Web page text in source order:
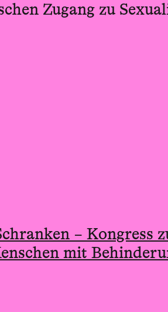
Zugang zu
– Kongress
mit